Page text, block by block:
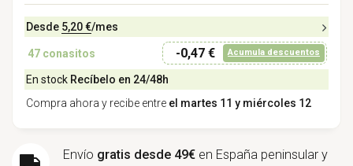
Desde 5,20 €/mes
47 conasitos -0,47 € Acumula descuentos
En stock Recíbelo en 24/48h
Compra ahora y recibe entre el martes 11 y miércoles 12
Envío gratis desde 49€ en España peninsular y